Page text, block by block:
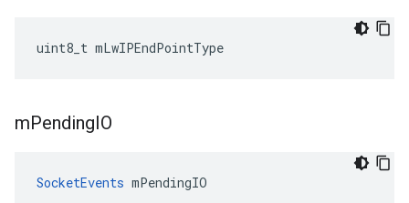
uint8_t mLwIPEndPointType
mPendingIO
SocketEvents mPendingIO